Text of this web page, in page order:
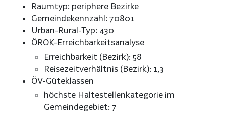
Raumtyp: periphere Bezirke
Gemeindekennzahl: 70801
Urban-Rural-Typ: 430
ÖROK-Erreichbarkeitsanalyse
Erreichbarkeit (Bezirk): 58
Reisezeitverhältnis (Bezirk): 1,3
ÖV-Güteklassen
höchste Haltestellenkategorie im
Gemeindegebiet: 7